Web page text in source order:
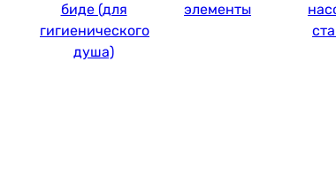
биде (для
гигиенического
душа)
элементы